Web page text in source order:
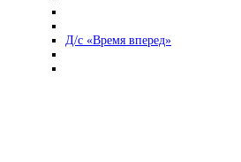
Д/с «Время вперед»